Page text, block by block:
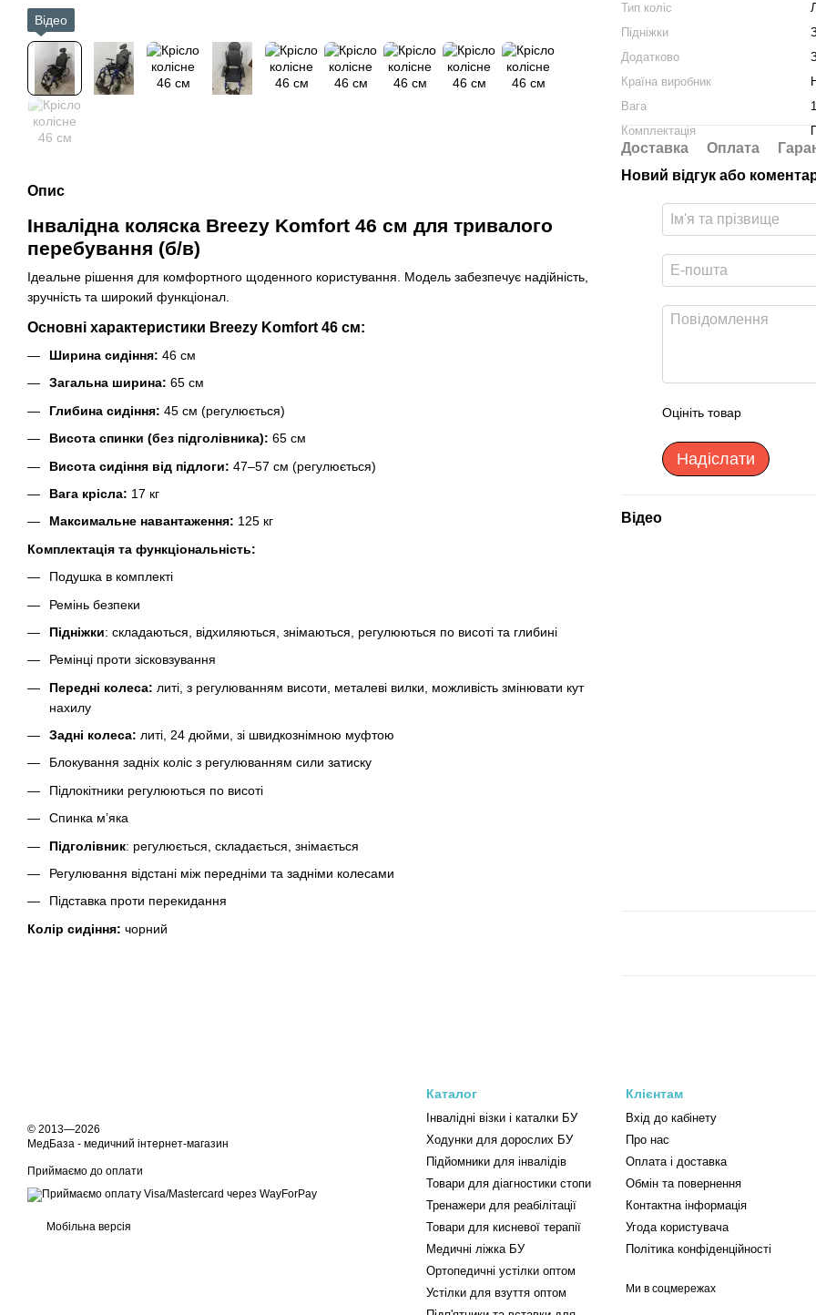
Відео
Опис
Інвалідна коляска Breezy Komfort 46 см для тривалого
перебування (б/в)
Ідеальне рішення для комфортного щоденного користування. Модель забезпечує надійність,
зручність та широкий функціонал.
Основні характеристики Breezy Komfort 46 см:
Ширина сидіння: 46 см
Загальна ширина: 65 см
Глибина сидіння: 45 см (регулюється)
Висота спинки (без підголівника): 65 см
Висота сидіння від підлоги: 47–57 см (регулюється)
Вага крісла: 17 кг
Максимальне навантаження: 125 кг
Комплектація та функціональність:
Подушка в комплекті
Ремінь безпеки
Підніжки: складаються, відхиляються, знімаються, регулюються по висоті та глибині
Ремінці проти зісковзування
Передні колеса: литі, з регулюванням висоти, металеві вилки, можливість змінювати кут
нахилу
Задні колеса: литі, 24 дюйми, зі швидкознімною муфтою
Блокування задніх коліс з регулюванням сили затиску
Підлокітники регулюються по висоті
Спинка м’яка
Підголівник: регулюється, складається, знімається
Регулювання відстані між передніми та задніми колесами
Підставка проти перекидання
Колір сидіння: чорний
Тип коліс
Підніжки
Додатково
Країна виробник
Вага
Комплектація
Доставка Оплата
Новий відгук або
Оцініть товар
Надіслати
Відео
© 2013—2026
МедБаза - медичний інтернет-магазин
Приймаємо до оплати
Мобільна версія
Каталог
Інвалідні візки і каталки БУ
Ходунки для дорослих БУ
Підйомники для інвалідів
Товари для діагностики стопи
Тренажери для реабілітації
Товари для кисневої терапії
Медичні ліжка БУ
Ортопедичні устілки оптом
Устілки для взуття оптом
Клієнтам
Вхід до кабінету
Про нас
Оплата і доставка
Обмін та повернення
Контактна інформація
Угода користувача
Політика конфіденційності
Ми в соцмережах